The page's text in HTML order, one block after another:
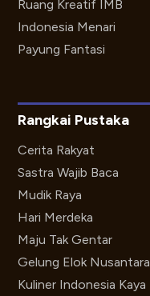
Ruang Kreatif IMB
Indonesia Menari
Payung Fantasi
Rangkai Pustaka
Cerita Rakyat
Sastra Wajib Baca
Mudik Raya
Hari Merdeka
Maju Tak Gentar
Gelung Elok Nusantara
Kuliner Indonesia Kaya